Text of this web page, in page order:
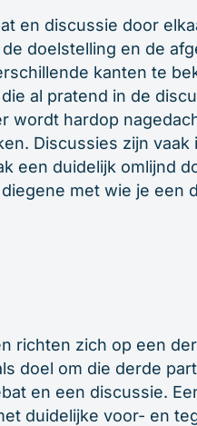
en discussie door
doelstelling en de
kanten te
al pratend in de
wordt hardop
Discussies zijn vaak
een duidelijk omlijnd
met wie je een
richten zich op een
doel om die derde
en een discussie.
duidelijke voor- en